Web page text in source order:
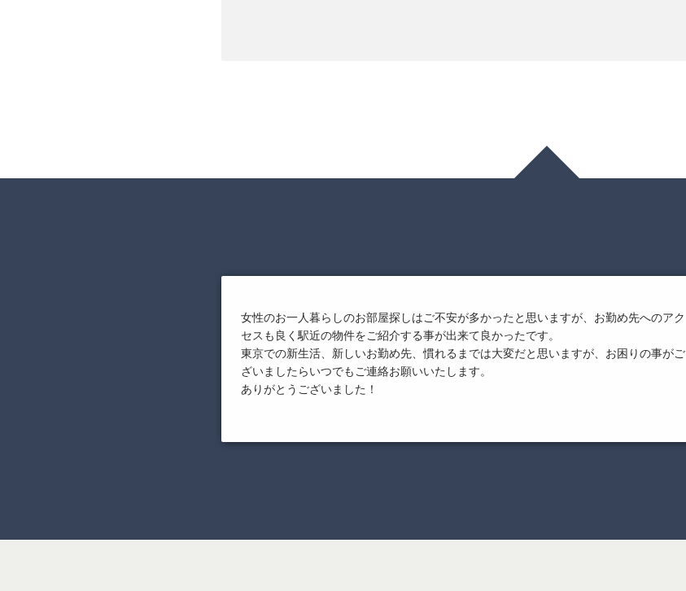
女性のお一人暮らしのお部屋探しはご不安が多かったと思いますが、お勤め先へのアク
セスも良く駅近の物件をご紹介する事が出来て良かったです。
東京での新生活、新しいお勤め先、慣れるまでは大変だと思いますが、お困りの事がご
ざいましたらいつでもご連絡お願いいたします。
ありがとうございました！